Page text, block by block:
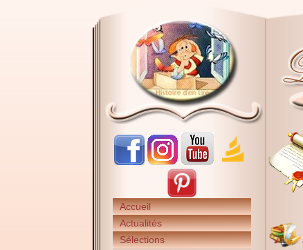
Accueil
Actualités
Sélections